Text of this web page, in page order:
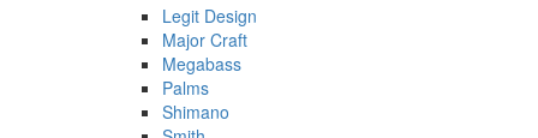
Legit Design
Major Craft
Megabass
Palms
Shimano